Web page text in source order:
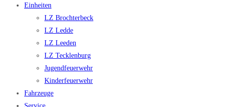
Einheiten
LZ Brochterbeck
LZ Ledde
LZ Leeden
LZ Tecklenburg
Jugendfeuerwehr
Kinderfeuerwehr
Fahrzeuge